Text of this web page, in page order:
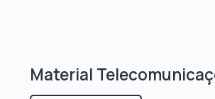
Material